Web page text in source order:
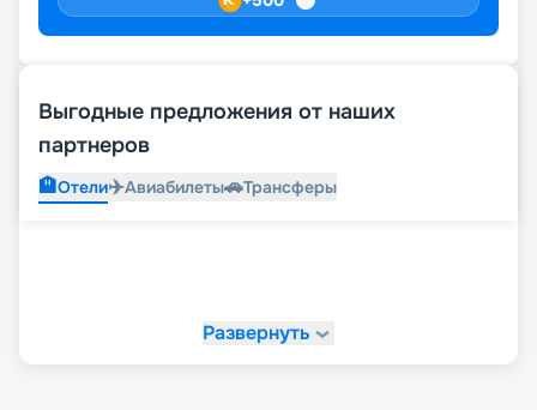
Выгодные предложения от наших
партнеров
🏨Отели✈️Авиабилеты🚗Трансферы
Развернуть